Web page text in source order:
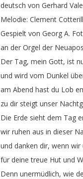
deutsch von Gerhard
Melodie: Clement Cotterill
Gespielt von Georg A.
an der Orgel der
Der Tag, mein Gott, ist
und wird vom Dunkel
am Abend hast du Lob
zu dir steigt unser
Die Erde sieht dem Tag
wir ruhen aus in dieser
und danken dir, wenn wir
für deine treue Hut und
Denn unermüdlich, wie